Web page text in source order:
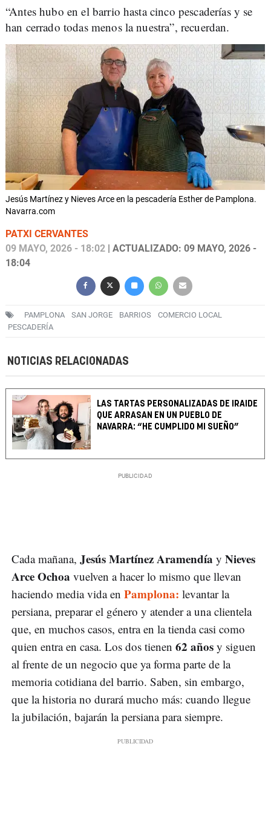
“Antes hubo en el barrio hasta cinco pescaderías y se
han cerrado todas menos la nuestra”, recuerdan.
Jesús Martínez y Nieves Arce en la pescadería Esther de Pamplona.
Navarra.com
PATXI CERVANTES
09 MAYO, 2026 - 18:02 | ACTUALIZADO: 09 MAYO, 2026 -
18:04
PAMPLONA SAN JORGE BARRIOS
COMERCIO LOCAL
PESCADERÍA
NOTICIAS RELACIONADAS
LAS TARTAS PERSONALIZADAS DE IRAIDE
QUE ARRASAN EN UN PUEBLO DE
NAVARRA: “HE CUMPLIDO MI SUEÑO”
Cada mañana, Jesús Martínez Aramendía y Nieves
Arce Ochoa vuelven a hacer lo mismo que llevan
haciendo media vida en Pamplona: levantar la
persiana, preparar el género y atender a una clientela
que, en muchos casos, entra en la tienda casi como
quien entra en casa. Los dos tienen 62 años y siguen
al frente de un negocio que ya forma parte de la
memoria cotidiana del barrio. Saben, sin embargo,
que la historia no durará mucho más: cuando llegue
la jubilación, bajarán la persiana para siempre.